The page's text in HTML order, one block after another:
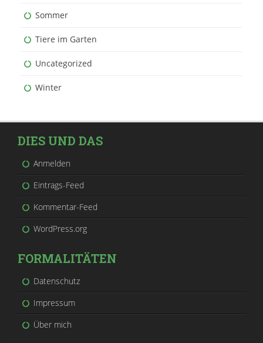
Sommer
Tiere im Garten
Uncategorized
Winter
DIES UND DAS
Anmelden
Eintrags-Feed
Kommentar-Feed
WordPress.org
FORMALITÄTEN
Datenschutz
Impressum
Über mich